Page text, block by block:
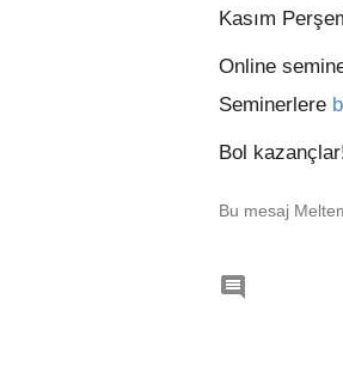
Kasım
Online
Seminerlere
Bol
Bu mesaj
